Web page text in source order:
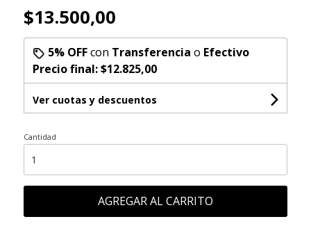
$13.500,00
5% OFFcon Transferencia o Efectivo
Precio final:$12.825,00
Ver cuotas y descuentos
Cantidad
AGREGAR AL CARRITO